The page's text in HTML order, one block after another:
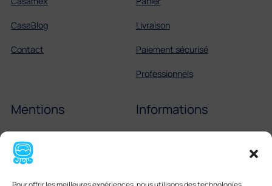
CasaBlog
Contact
Livraison
Paiement sécurisé
Professionnels
Mentions
Mentions légales
Cookies
Informations